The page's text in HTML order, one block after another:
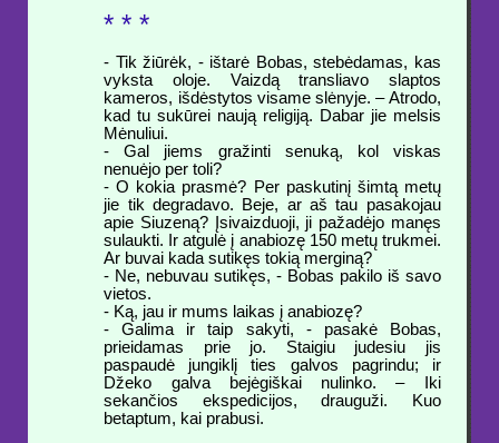
* * *
- Tik žiūrėk, - ištarė Bobas, stebėdamas, kas
vyksta oloje. Vaizdą transliavo slaptos
kameros, išdėstytos visame slėnyje. – Atrodo,
kad tu sukūrei naują religiją. Dabar jie melsis
Mėnuliui.
- Gal jiems gražinti senuką, kol viskas
nenuėjo per toli?
- O kokia prasmė? Per paskutinį šimtą metų
jie tik degradavo. Beje, ar aš tau pasakojau
apie Siuzeną? Įsivaizduoji, ji pažadėjo manęs
sulaukti. Ir atgulė į anabiozę 150 metų trukmei.
Ar buvai kada sutikęs tokią merginą?
- Ne, nebuvau sutikęs, - Bobas pakilo iš savo
vietos.
- Ką, jau ir mums laikas į anabiozę?
- Galima ir taip sakyti, - pasakė Bobas,
prieidamas prie jo. Staigiu judesiu jis
paspaudė jungiklį ties galvos pagrindu; ir
Džeko galva bejėgiškai nulinko. – Iki
sekančios ekspedicijos, drauguži. Kuo
betaptum, kai prabusi.